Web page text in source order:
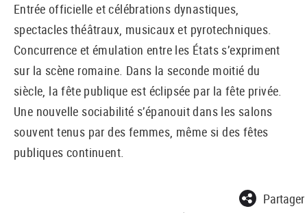
Entrée officielle et célébrations dynastiques,
spectacles théâtraux, musicaux et pyrotechniques.
Concurrence et émulation entre les États s’expriment
sur la scène romaine. Dans la seconde moitié du
siècle, la fête publique est éclipsée par la fête privée.
Une nouvelle sociabilité s’épanouit dans les salons
souvent tenus par des femmes, même si des fêtes
publiques continuent.
Partager